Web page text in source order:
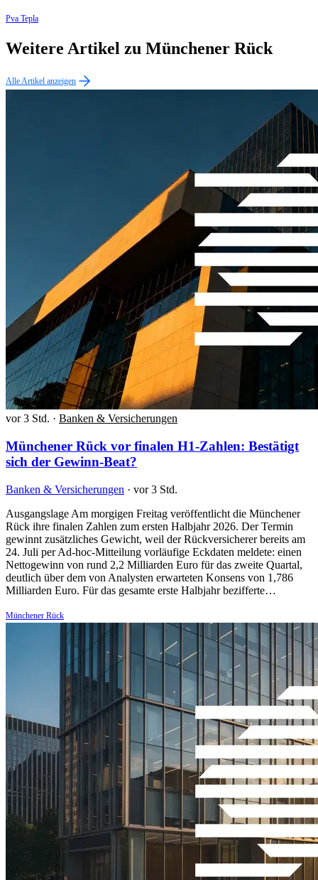
Pva Tepla
Weitere Artikel zu Münchener Rück
Alle Artikel anzeigen
vor 3 Std. · Banken & Versicherungen
Münchener Rück vor finalen H1-Zahlen: Bestätigt
sich der Gewinn-Beat?
Banken & Versicherungen · vor 3 Std.
Ausgangslage Am morgigen Freitag veröffentlicht die Münchener
Rück ihre finalen Zahlen zum ersten Halbjahr 2026. Der Termin
gewinnt zusätzliches Gewicht, weil der Rückversicherer bereits am
24. Juli per Ad-hoc-Mitteilung vorläufige Eckdaten meldete: einen
Nettogewinn von rund 2,2 Milliarden Euro für das zweite Quartal,
deutlich über dem von Analysten erwarteten Konsens von 1,786
Milliarden Euro. Für das gesamte erste Halbjahr bezifferte…
Münchener Rück